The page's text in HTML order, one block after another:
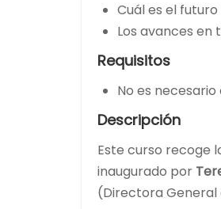
Cuál es el
Los avances
Requisitos
No es
Descripción
Este curso recoge
inaugurado por
(Directora General